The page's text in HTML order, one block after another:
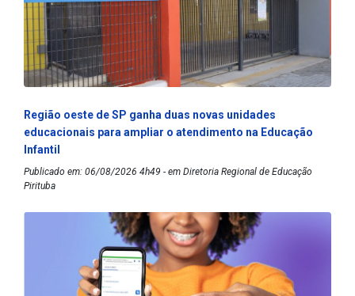
Região oeste de SP ganha duas novas unidades
educacionais para ampliar o atendimento na Educação
Infantil
Publicado em: 06/08/2026 4h49 - em Diretoria Regional de Educação
Pirituba